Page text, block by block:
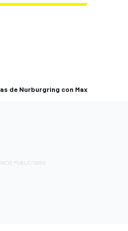
de Nurburgring con Max